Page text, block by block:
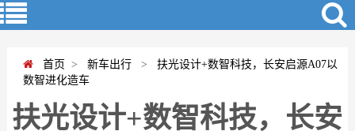
首页 > 新车出行 >
扶光设计+数智科技，长安启源A07以
数智进化造车
扶光设计+数智科技，长安